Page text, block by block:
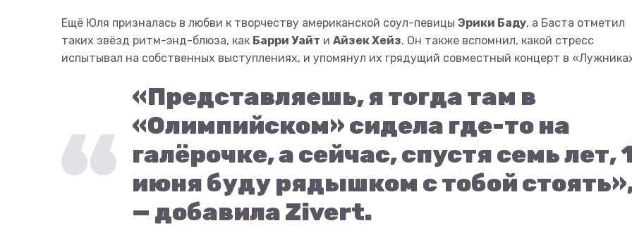
Ещё Юля призналась в любви к творчеству американской соул-певицы Эрики Баду, а Баста отметил
таких звёзд ритм-энд-блюза, как Барри Уайт и Айзек Хейз. Он также вспомнил, какой стресс
испытывал на собственных выступлениях, и упомянул их грядущий совместный концерт в
«Представляешь, я тогда там в
«Олимпийском» сидела где-то на
галёрочке, а сейчас, спустя семь лет,
июня буду рядышком с тобой
— добавила Zivert.